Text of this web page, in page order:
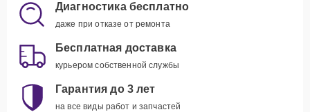
Диагностика бесплатно
даже при отказе от ремонта
Бесплатная доставка
курьером собственной службы
Гарантия до 3 лет
на все виды работ и запчастей